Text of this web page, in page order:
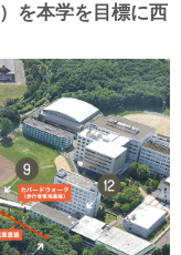
を本学を目標に西